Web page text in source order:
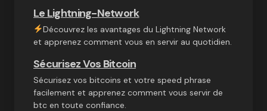
Le Lightning-Network
Découvrez les avantages du Lightning Network
et apprenez comment vous en servir au quotidien.
Sécurisez Vos Bitcoin
Sécurisez vos bitcoins et votre speed phrase
facilement et apprenez comment vous servir de
btc en toute confiance.